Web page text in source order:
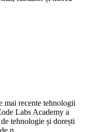
mai recente tehnologii
Labs Academy a
tehnologie și dorești
p ...